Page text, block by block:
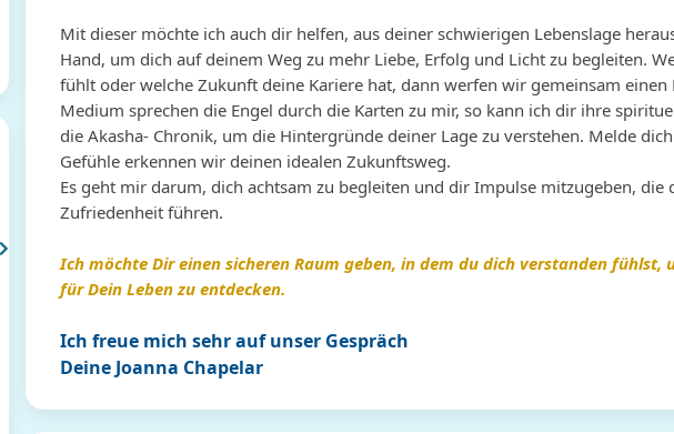
Andrea Rygol
tiefstem Herzen für die
emphatische, liebevolle, sehr
kompetente Beratung. Du bist
wahrhaftig ein Engel auf Erden.
Seherin
so gut getan. Blitzschnell hat Sie
die betreffende Situation erkannt
und all meine Fragen
Malkiel
Mit dieser möchte ich auch dir helfen, aus deiner schwierigen Lebenslage
Hand, um dich auf deinem Weg zu mehr Liebe, Erfolg und Licht zu begleiten.
fühlt oder welche Zukunft deine Kariere hat, dann werfen wir gemeinsam
Medium sprechen die Engel durch die Karten zu mir, so kann ich dir ihre
die Akasha- Chronik, um die Hintergründe deiner Lage zu verstehen. Melde
Gefühle erkennen wir deinen idealen Zukunftsweg.
Es geht mir darum, dich achtsam zu begleiten und dir Impulse mitzugeben,
Zufriedenheit führen.
Ich möchte Dir einen sicheren Raum geben, in dem du dich verstanden
für Dein Leben zu entdecken.
Ich freue mich sehr auf unser Gespräch
Deine Joanna Chapelar